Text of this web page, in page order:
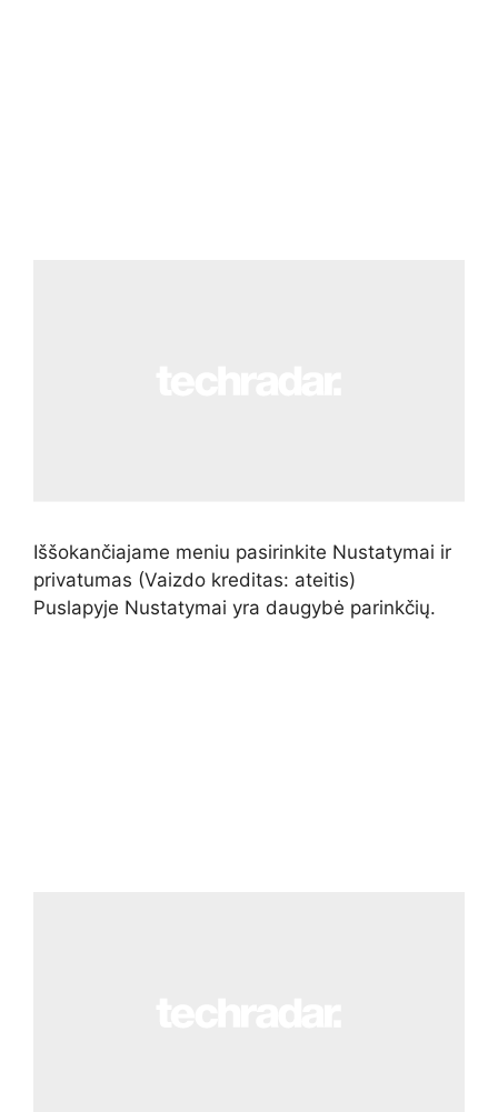
Iššokančiajame meniu pasirinkite Nustatymai ir
privatumas (Vaizdo kreditas: ateitis)
Puslapyje Nustatymai yra daugybė parinkčių.